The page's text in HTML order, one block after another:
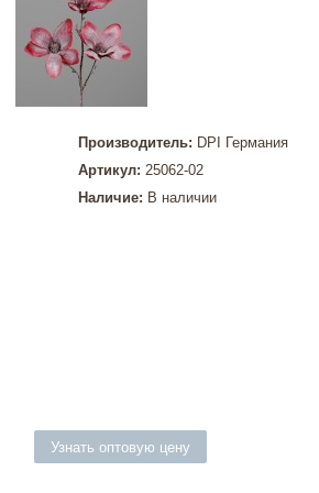
Производитель: DPI Германия
Артикул: 25062-02
Наличие: В наличии
Узнать оптовую цену